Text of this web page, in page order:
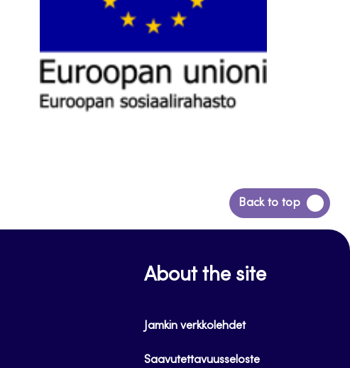
Back to top
Siirry
takaisin
About the site
Jamkin verkkolehdet
Saavutettavuusseloste